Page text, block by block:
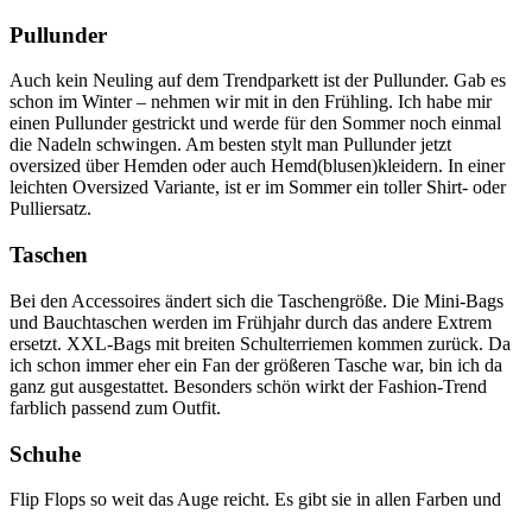
Pullunder
Auch kein Neuling auf dem Trendparkett ist der Pullunder. Gab es
schon im Winter – nehmen wir mit in den Frühling. Ich habe mir
einen Pullunder gestrickt und werde für den Sommer noch einmal
die Nadeln schwingen. Am besten stylt man Pullunder jetzt
oversized über Hemden oder auch Hemd(blusen)kleidern. In einer
leichten Oversized Variante, ist er im Sommer ein toller Shirt- oder
Pulliersatz.
Taschen
Bei den Accessoires ändert sich die Taschengröße. Die Mini-Bags
und Bauchtaschen werden im Frühjahr durch das andere Extrem
ersetzt. XXL-Bags mit breiten Schulterriemen kommen zurück. Da
ich schon immer eher ein Fan der größeren Tasche war, bin ich da
ganz gut ausgestattet. Besonders schön wirkt der Fashion-Trend
farblich passend zum Outfit.
Schuhe
Flip Flops so weit das Auge reicht. Es gibt sie in allen Farben und